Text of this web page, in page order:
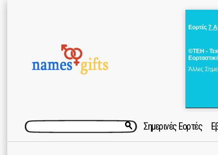
Εορτές 7
©ΤΕΗ -
Άλλες
Σημερινές Εορτές